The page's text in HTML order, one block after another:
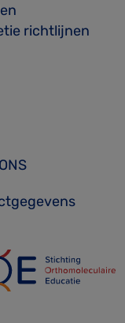
richtlijnen